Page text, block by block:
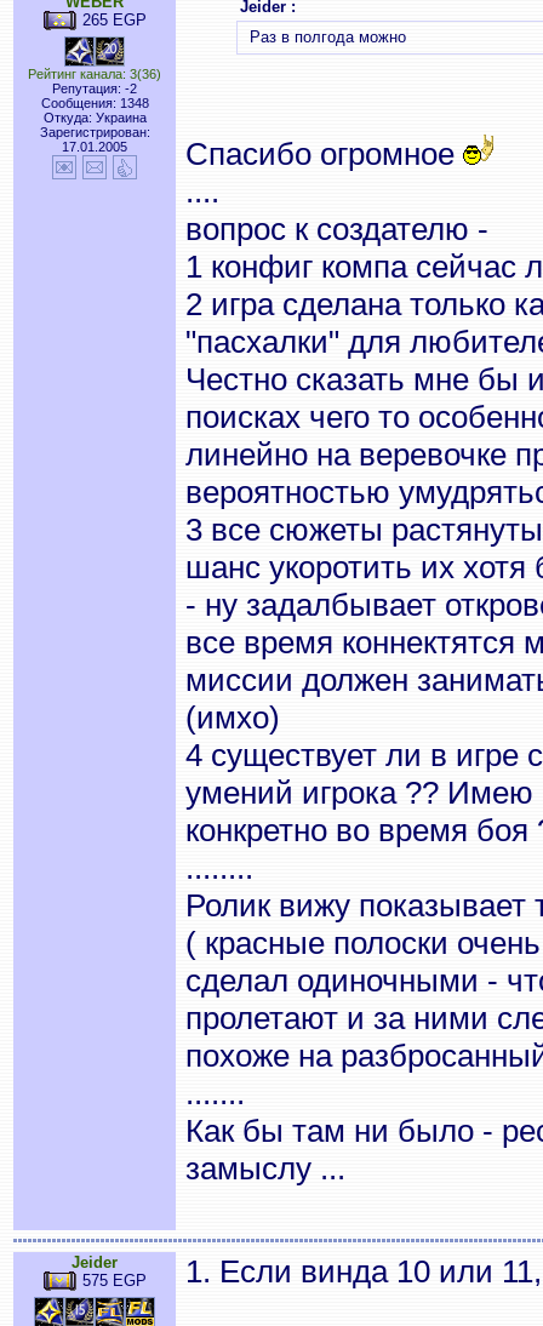
265 EGP
Рейтинг канала: 3(36)
Репутация: -2
Сообщения: 1348
Откуда: Украина
Зарегистрирован:
17.01.2005
Jeider :
Раз в полгода можно
Спасибо огромное
....
вопрос к создателю -
1 конфиг компа
2 игра сделана только
"пасхалки" для
Честно сказать мне бы
поисках чего то
линейно на веревочке
вероятностью
3 все сюжеты
шанс укоротить их
- ну задалбывает
все время
миссии должен
(имхо)
4 существует ли в игре
умений игрока ?? Имею
конкретно во время боя
........
Ролик вижу показывает
( красные полоски
сделал одиночными -
пролетают и за ними
похоже на
.......
Как бы там ни было -
замыслу ...
Jeider
575 EGP
1. Если винда 10 или